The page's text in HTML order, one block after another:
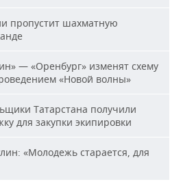
пропустит шахматную
— «Оренбург» изменят схему
«Новой волны»
Татарстана получили
для закупки экипировки
«Молодежь старается, для